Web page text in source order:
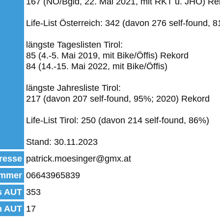
Life-List Österreich: 342 (davon 276 self-found,
längste Tageslisten Tirol:
85 (4.-5. Mai 2019, mit Bike/Öffis) Rekord
84 (14.-15. Mai 2022, mit Bike/Öffis)
längste Jahresliste Tirol:
217 (davon 207 self-found, 95%; 2020) Rekord
Life-List Tirol: 250 (davon 214 self-found, 86%)
Stand: 30.11.2023
patrick.moesinger@gmx.at
06643965839
AUT 353
AUT 17